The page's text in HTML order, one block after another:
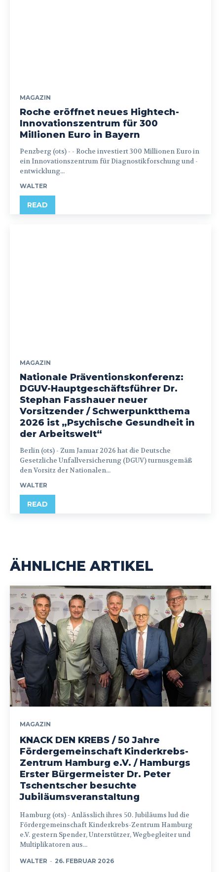
MAGAZIN
Roche eröffnet neues Hightech-
Innovationszentrum für 300
Millionen Euro in Bayern
Penzberg (ots) - - Roche investiert 300 Millionen Euro in
ein Innovationszentrum für Diagnostikforschung und -
entwicklung...
WALTER
READ
MAGAZIN
Nationale Präventionskonferenz:
DGUV-Hauptgeschäftsführer Dr.
Stephan Fasshauer neuer
Vorsitzender / Schwerpunktthema
2026 ist „Psychische Gesundheit in
der Arbeitswelt“
Berlin (ots) - Zum Januar 2026 hat die Deutsche
Gesetzliche Unfallversicherung (DGUV) turnusgemäß
den Vorsitz der Nationalen...
WALTER
READ
ÄHNLICHE ARTIKEL
MAGAZIN
KNACK DEN KREBS / 50 Jahre
Fördergemeinschaft Kinderkrebs-
Zentrum Hamburg e.V. / Hamburgs
Erster Bürgermeister Dr. Peter
Tschentscher besuchte
Jubiläumsveranstaltung
Hamburg (ots) - Anlässlich ihres 50. Jubiläums lud die
Fördergemeinschaft Kinderkrebs-Zentrum Hamburg
e.V. gestern Spender, Unterstützer, Wegbegleiter und
Multiplikatoren aus...
WALTER - 26. FEBRUAR 2026